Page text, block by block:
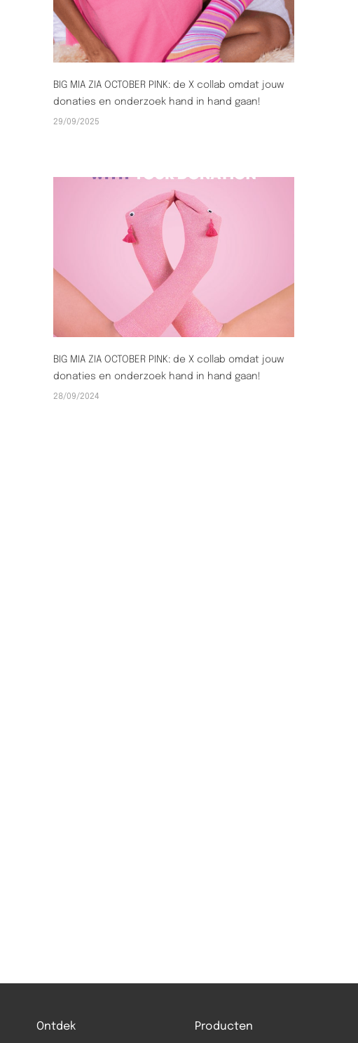
BIG MIA ZIA OCTOBER PINK: de X collab omdat jouw
donaties en onderzoek hand in hand gaan!
29/09/2025
BIG MIA ZIA OCTOBER PINK: de X collab omdat jouw
donaties en onderzoek hand in hand gaan!
28/09/2024
Ontdek Producten